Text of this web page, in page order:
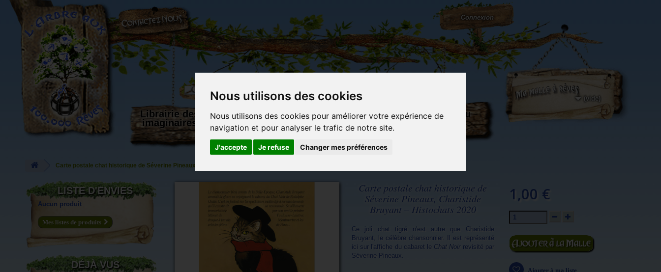
Nous utilisons des cookies
Nous utilisons des cookies pour améliorer votre expérience de
navigation et pour analyser le trafic de notre site.
J'accepte Je refuse Changer mes préférences
L'Arbre aux 100.000 Rêves
Connexion
(vide)
Librairie des
imaginaires
Carterie
papeterie
originale
Activités
manuelles,
détente et
Objets déco et
cadeaux
originaux
Du côté du
blog...
Carte postale chat historique de Séverine Pineaux, Charistide Bruyant – Histochats 2020
Carte postale chat historique de
Séverine Pineaux, Charistide
Bruyant – Histochats 2020
Ce joli chat tigré n'est autre que Charistide
Bruyant, le célèbre chansonnier. Il est représenté
ici sur l'affiche du cabaret le Chat Noirrevisité par
Séverine Pineaux.
1,00 €
Ajouter au
panier
Ajouter à ma liste
LISTE D'ENVIES
Aucun produit
Mes listes de produits
DÉJÀ VUS